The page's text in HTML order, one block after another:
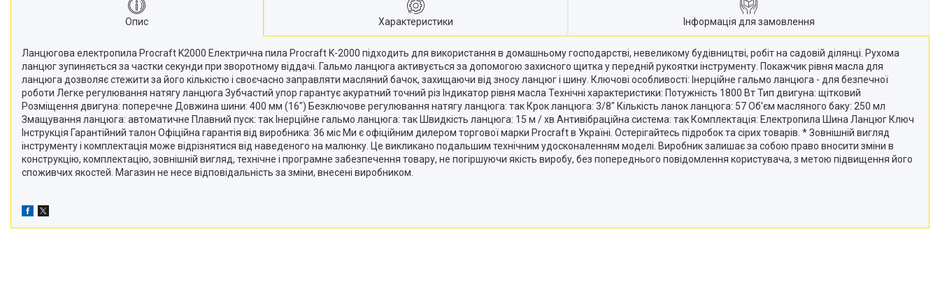
Опис Характеристики Інформація для замовлення
Ланцюгова електропила Procraft K2000 Електрична пила Procraft K-2000 підходить для використання в домашньому господарстві, невеликому будівництві, робіт на садовій ділянці. Рухома
ланцюг зупиняється за частки секунди при зворотному віддачі. Гальмо ланцюга активується за допомогою захисного щитка у передній рукоятки інструменту. Покажчик рівня масла для
ланцюга дозволяє стежити за його кількістю і своєчасно заправляти масляний бачок, захищаючи від зносу ланцюг і шину. Ключові особливості: Інерційне гальмо ланцюга - для безпечної
роботи Легке регулювання натягу ланцюга Зубчастий упор гарантує акуратний точний різ Індикатор рівня масла Технічні характеристики: Потужність 1800 Вт Тип двигуна: щітковий
Розміщення двигуна: поперечне Довжина шини: 400 мм (16") Безключове регулювання натягу ланцюга: так Крок ланцюга: 3/8" Кількість ланок ланцюга: 57 Об'єм масляного баку: 250 мл
Змащування ланцюга: автоматичне Плавний пуск: так Інерційне гальмо ланцюга: так Швидкість ланцюга: 15 м / хв Антивібраційна система: так Комплектація: Електропила Шина Ланцюг Ключ
Інструкція Гарантійний талон Офіційна гарантія від виробника: 36 міс Ми є офіційним дилером торгової марки Procraft в Україні. Остерігайтесь підробок та сірих товарів. * Зовнішній вигляд
інструменту і комплектація може відрізнятися від наведеного на малюнку. Це викликано подальшим технічним удосконаленням моделі. Виробник залишає за собою право вносити зміни в
конструкцію, комплектацію, зовнішній вигляд, технічне і програмне забезпечення товару, не погіршуючи якість виробу, без попереднього повідомлення користувача, з метою підвищення його
споживчих якостей. Магазин не несе відповідальність за зміни, внесені виробником.